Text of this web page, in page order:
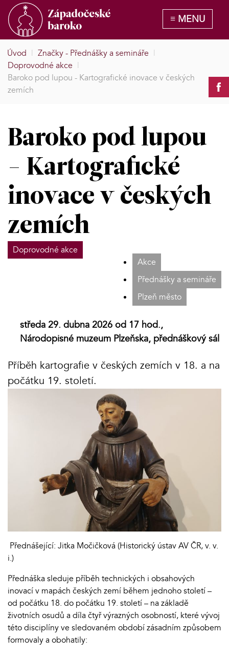
Úvod | Značky - Přednášky a semináře |
Doprovodné akce |
Baroko pod lupou - Kartografické inovace v českých
zemích
Baroko pod lupou
- Kartografické
inovace v českých
zemích
Doprovodné akce
Akce
Přednášky a semináře
Plzeň město
středa 29. dubna 2026 od 17 hod.,
Národopisné muzeum Plzeňska, přednáškový sál
Příběh kartografie v českých zemích v 18. a na
počátku 19. století.
Přednášející: Jitka Močičková (Historický ústav AV ČR, v. v.
i.)
Přednáška sleduje příběh technických i obsahových
inovací v mapách českých zemí během jednoho století –
od počátku 18. do počátku 19. století – na základě
životních osudů a díla čtyř výrazných osobností, které vývoj
této disciplíny ve sledovaném období zásadním způsobem
formovaly a obohatily: